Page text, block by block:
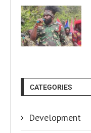
CATEGORIES
Development